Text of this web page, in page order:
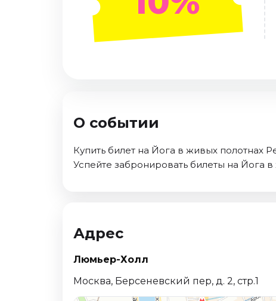
Октябрь 2026
О событии
Купить билет на Йога в живых полотнах
Успейте забронировать билеты на Йога
Адрес
Люмьер-Холл
Москва, Берсеневский пер, д. 2, стр.1